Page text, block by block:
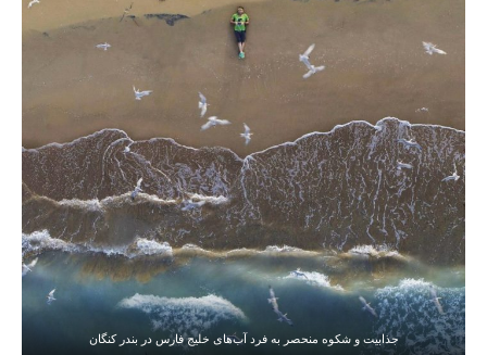
جذابیت و شکوه منحصر به فرد آب‌های خلیج فارس در بندر کنگان